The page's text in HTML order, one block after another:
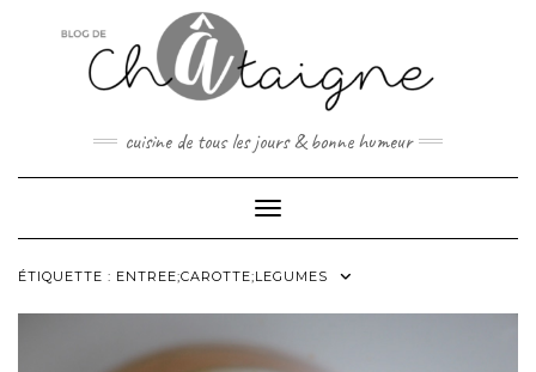
cuisine de tous les jours & bonne humeur
Toggle Navigation
ÉTIQUETTE : ENTREE;CAROTTE;LEGUMES